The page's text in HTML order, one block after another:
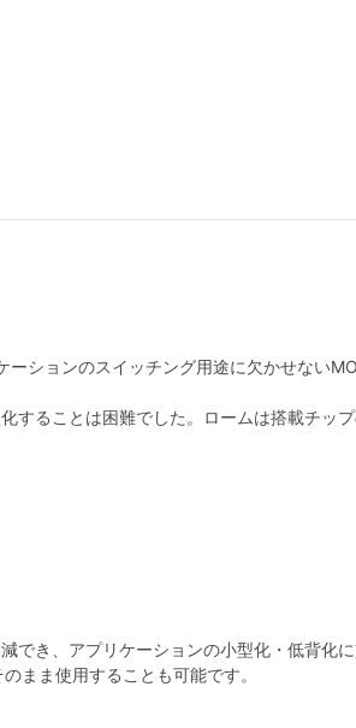
ションのスイッチング用途に欠かせない
ることは困難でした。ロームは搭載チッ
き、アプリケーションの小型化・低背化に
まま使用することも可能です。